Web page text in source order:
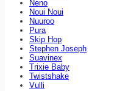
Neno
Noui Noui
Nuuroo
Pura
Skip Hop
Stephen Joseph
Suavinex
Trixie Baby
Twistshake
Vulli